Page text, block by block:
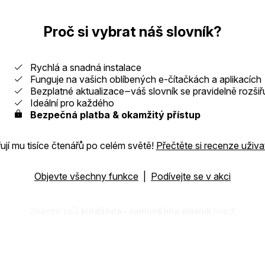
Proč si vybrat náš slovník?
Rychlá a snadná instalace
Funguje na vašich oblíbených e-čítačkách a aplikacích
Bezplatné aktualizace‒váš slovník se pravidelně
Ideální pro každého
Bezpečná platba & okamžitý přístup
mu tisíce čtenářů po celém světě! Přečtěte si recenze
Objevte všechny funkce Podívejte se v akci